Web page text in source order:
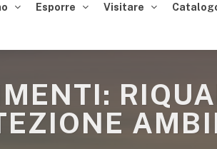
Esporre Visitare